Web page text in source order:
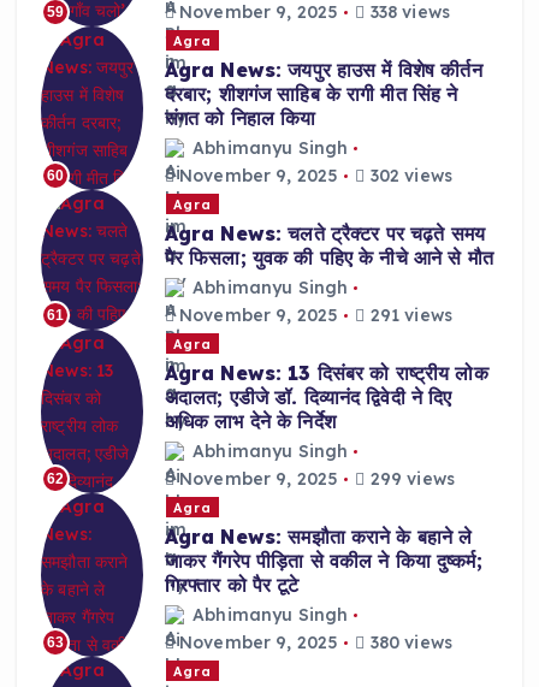
59
November 9, 2025
338 views
60
Agra
Agra News: जयपुर हाउस में विशेष कीर्तन
दरबार; शीशगंज साहिब के रागी मीत सिंह ने
संगत को निहाल किया
Abhimanyu Singh
November 9, 2025
302 views
61
Agra
Agra News: चलते ट्रैक्टर पर चढ़ते समय
पैर फिसला; युवक की पहिए के नीचे आने से मौत
Abhimanyu Singh
November 9, 2025
291 views
62
Agra
Agra News: 13 दिसंबर को राष्ट्रीय लोक
अदालत; एडीजे डॉ. दिव्यानंद द्विवेदी ने दिए
अधिक लाभ देने के निर्देश
Abhimanyu Singh
November 9, 2025
299 views
63
Agra
Agra News: समझौता कराने के बहाने ले
जाकर गैंगरेप पीड़िता से वकील ने किया दुष्कर्म;
गिरफ्तार को पैर टूटे
Abhimanyu Singh
November 9, 2025
380 views
Agra